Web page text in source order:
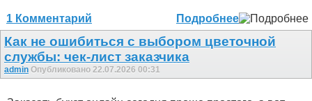
1 Комментарий Подробнее
Как не ошибиться с выбором цветочной
службы: чек-лист заказчика
admin Опубликовано 22.07.2026 00:31